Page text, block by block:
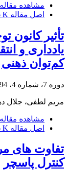
مشاهده مقاله
اصل مقاله K
تأثیر کانون
یادداری و
کم‌توان ذهنی
دوره 7، شماره 4، 1394، صفحه
مریم لطفی، جلال
مشاهده مقاله
اصل مقاله K
تفاوت های
کنترل پاسچر